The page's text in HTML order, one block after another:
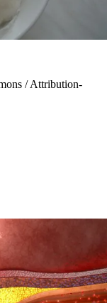
/ Attribution-